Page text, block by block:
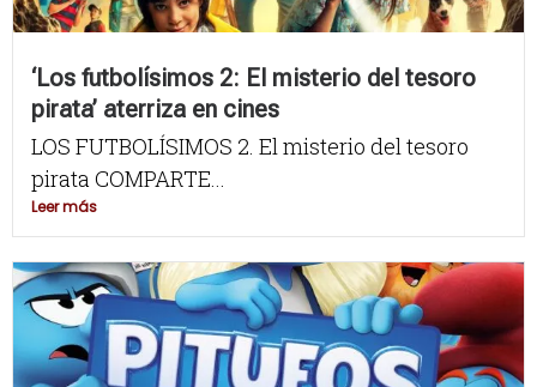
‘Los futbolísimos 2: El misterio del tesoro
pirata’ aterriza en cines
LOS FUTBOLÍSIMOS 2. El misterio del tesoro
pirata COMPARTE...
Leer más